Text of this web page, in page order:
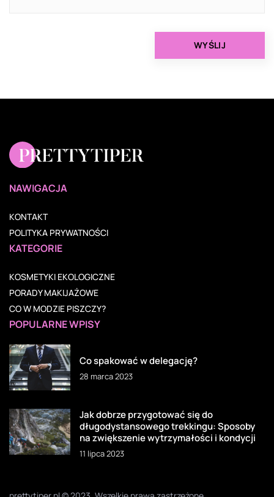
NAWIGACJA
KONTAKT
POLITYKA PRYWATNOŚCI
KATEGORIE
KOSMETYKI EKOLOGICZNE
PORADY MAKIJAŻOWE
CO W MODZIE PISZCZY?
POPULARNE WPISY
Co spakować w delegację?
28 marca 2023
Jak dobrze przygotować się do
długodystansowego trekkingu: Sposoby
na zwiększenie wytrzymałości i kondycji
11 lipca 2023